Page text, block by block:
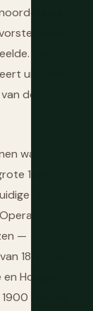
en
De
uit deze
de
was
19e-
uiterlijk
—
1867, die
Hongarije
was de